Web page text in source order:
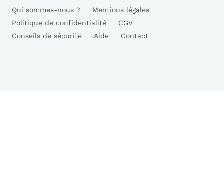
Qui sommes-nous ?
Mentions légales
Politique de confidentialité
CGV
Conseils de sécurité
Aide Contact